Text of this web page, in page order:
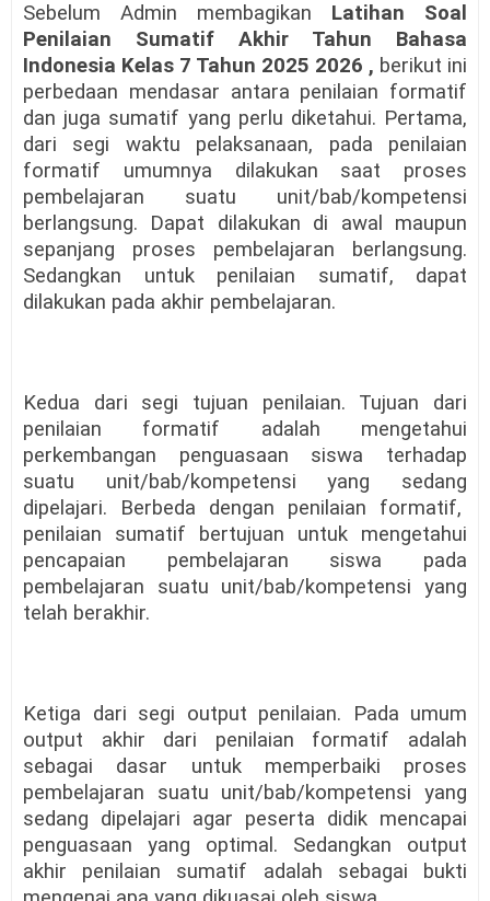
Sebelum Admin membagikan Latihan Soal
Penilaian Sumatif Akhir Tahun Bahasa
Indonesia Kelas 7 Tahun 2025 2026 , berikut ini
perbedaan mendasar antara penilaian formatif
dan juga sumatif yang perlu diketahui. Pertama,
dari segi waktu pelaksanaan, pada penilaian
formatif umumnya dilakukan saat proses
pembelajaran suatu unit/bab/kompetensi
berlangsung. Dapat dilakukan di awal maupun
sepanjang proses pembelajaran berlangsung.
Sedangkan untuk penilaian sumatif, dapat
dilakukan pada akhir pembelajaran.
Kedua dari segi tujuan penilaian. Tujuan dari
penilaian formatif adalah mengetahui
perkembangan penguasaan siswa terhadap
suatu unit/bab/kompetensi yang sedang
dipelajari. Berbeda dengan penilaian formatif,
penilaian sumatif bertujuan untuk mengetahui
pencapaian pembelajaran siswa pada
pembelajaran suatu unit/bab/kompetensi yang
telah berakhir.
Ketiga dari segi output penilaian. Pada umum
output akhir dari penilaian formatif adalah
sebagai dasar untuk memperbaiki proses
pembelajaran suatu unit/bab/kompetensi yang
sedang dipelajari agar peserta didik mencapai
penguasaan yang optimal. Sedangkan output
akhir penilaian sumatif adalah sebagai bukti